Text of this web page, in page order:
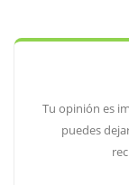
Tu opinión es
puedes